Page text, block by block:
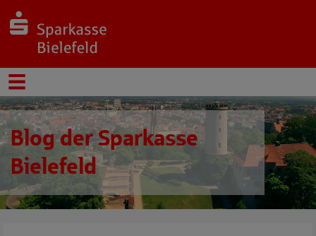
Blog der Sparkasse
Bielefeld